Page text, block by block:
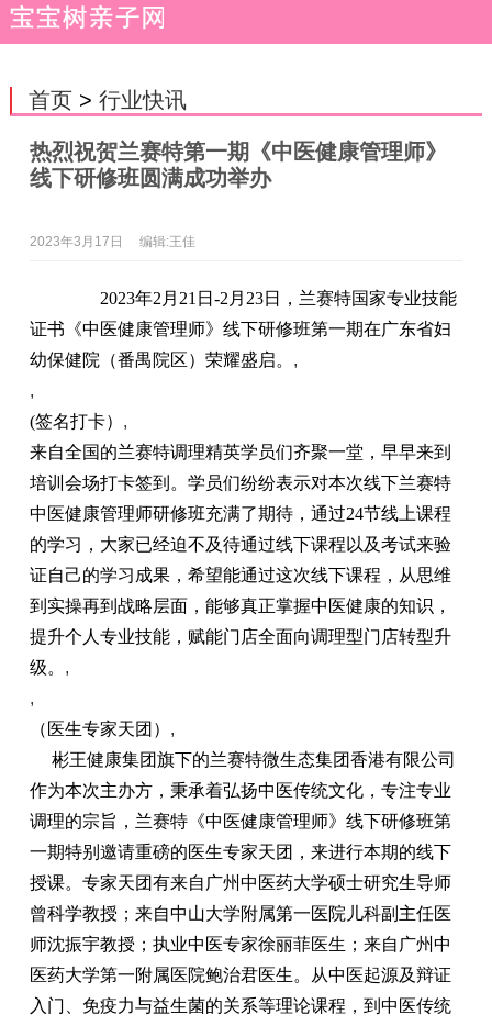
首页> 行业快讯
热烈祝贺兰赛特第一期《中医健康管理师》
线下研修班圆满成功举办
2023年3月17日 编辑:王佳
2023年2月21日-2月23日，兰赛特国家专业技能
证书《中医健康管理师》线下研修班第一期在广东省妇
幼保健院（番禺院区）荣耀盛启。 ,
,
(签名打卡） ,
来自全国的兰赛特调理精英学员们齐聚一堂，早早来到
培训会场打卡签到。学员们纷纷表示对本次线下兰赛特
中医健康管理师研修班充满了期待，通过24节线上课程
的学习，大家已经迫不及待通过线下课程以及考试来验
证自己的学习成果，希望能通过这次线下课程，从思维
到实操再到战略层面，能够真正掌握中医健康的知识，
提升个人专业技能，赋能门店全面向调理型门店转型升
级。 ,
,
（医生专家天团） ,
彬王健康集团旗下的兰赛特微生态集团香港有限公司
作为本次主办方，秉承着弘扬中医传统文化，专注专业
调理的宗旨，兰赛特《中医健康管理师》线下研修班第
一期特别邀请重磅的医生专家天团，来进行本期的线下
授课。专家天团有来自广州中医药大学硕士研究生导师
曾科学教授；来自中山大学附属第一医院儿科副主任医
师沈振宇教授；执业中医专家徐丽菲医生；来自广州中
医药大学第一附属医院鲍治君医生。从中医起源及辩证
入门、免疫力与益生菌的关系等理论课程，到中医传统